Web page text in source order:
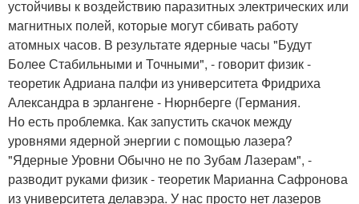
устойчивы к воздействию паразитных электрических или
магнитных полей, которые могут сбивать работу
атомных часов. В результате ядерные часы "Будут
Более Стабильными и Точными", - говорит физик -
теоретик Адриана палфи из университета Фридриха
Александра в эрлангене - Нюрнберге (Германия.
Но есть проблемка. Как запустить скачок между
уровнями ядерной энергии с помощью лазера?
"Ядерные Уровни Обычно не по Зубам Лазерам", -
разводит руками физик - теоретик Марианна Сафронова
из университета делавэра. У нас просто нет лазеров